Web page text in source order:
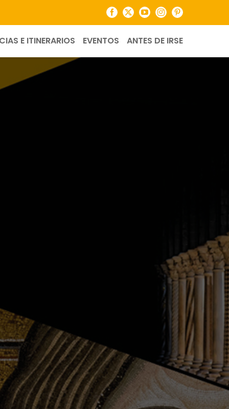
Facebook
X YouTubeInstagramPinterest
E ITINERARIOS EVENTOS ANTES DE IRSE